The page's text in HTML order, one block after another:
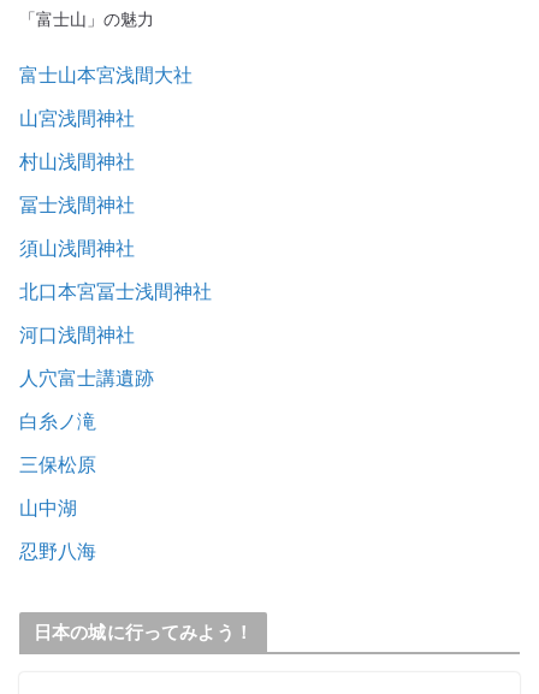
「富士山」の魅力
富士山本宮浅間大社
山宮浅間神社
村山浅間神社
冨士浅間神社
須山浅間神社
北口本宮冨士浅間神社
河口浅間神社
人穴富士講遺跡
白糸ノ滝
三保松原
山中湖
忍野八海
日本の城に行ってみよう！